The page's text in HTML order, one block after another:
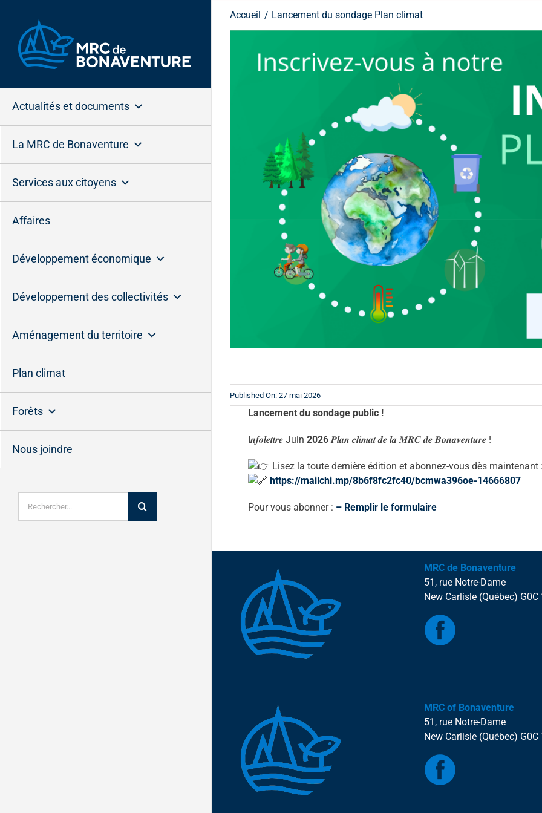
contenu
Actualités et documents
La MRC de Bonaventure
Services aux citoyens
Affaires
Développement économique
Développement des collectivités
Aménagement du territoire
Plan climat
Forêts
Nous joindre
Accueil Lancement du sondage Plan climat
Published On: 27 mai 2026
Lancement du sondage public !
I𝒏𝒇𝒐𝒍𝒆𝒕𝒕𝒓𝒆 Juin 2026𝑷𝒍𝒂𝒏 𝒄𝒍𝒊𝒎𝒂𝒕 𝒅𝒆 𝒍𝒂 𝑴𝑹𝑪 𝒅𝒆 𝑩𝒐𝒏𝒂𝒗𝒆𝒏𝒕𝒖𝒓𝒆 !
Lisez la toute dernière édition et abonnez-vous dès maintenant
https://mailchi.mp/8b6f8fc2fc40/bcmwa396oe-14666807
Pour vous abonner : – Remplir le formulaire
MRC de Bonaventure
51, rue Notre-Dame
New Carlisle (Québec) G0C
MRC of Bonaventure
51, rue Notre-Dame
New Carlisle (Québec) G0C